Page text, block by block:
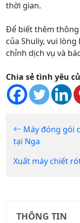
thời gian.
Để biết thêm
của Shuliy, vui
chỉnh dịch vụ và
Chia sẻ tình yêu
Máy đóng gói
tại Nga
Xuất máy chiết
THÔNG TIN